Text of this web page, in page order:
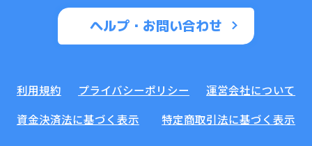
ヘルプ・お問い合わせ
利用規約 プライバシーポリシー
運営会社について
資金決済法に基づく表示
特定商取引法に基づく表示